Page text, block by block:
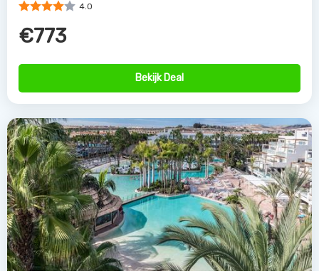
4.0
€773
Bekijk Deal